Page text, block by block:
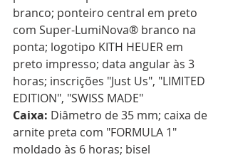
branco; ponteiro central em preto
com Super-LumiNova® branco na
ponta; logotipo KITH HEUER em
preto impresso; data angular às 3
horas; inscrições "Just Us", "LIMITED
EDITION", "SWISS MADE"
Caixa: Diâmetro de 35 mm; caixa de
arnite preta com "FORMULA 1"
moldado às 6 horas; bisel